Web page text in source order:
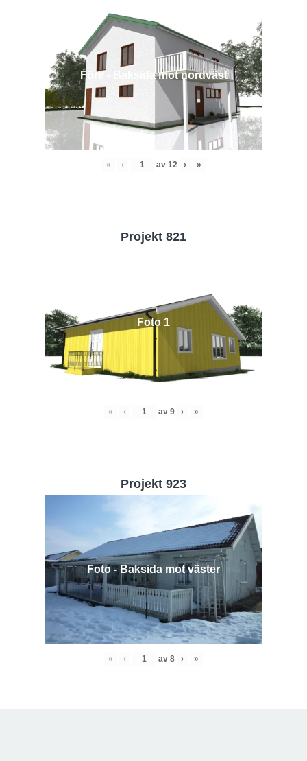
Före - Baksida mot nordväst
« ‹ av 12 › »
Projekt 821
Foto 1
« ‹ av 9 › »
Projekt 923
Foto - Baksida mot väster
« ‹ av 8 › »